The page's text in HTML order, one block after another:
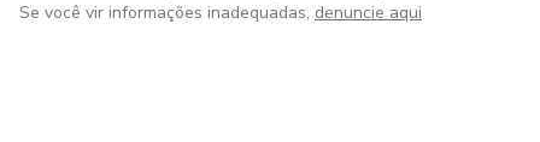
Se você vir informações inadequadas, denuncie aqui